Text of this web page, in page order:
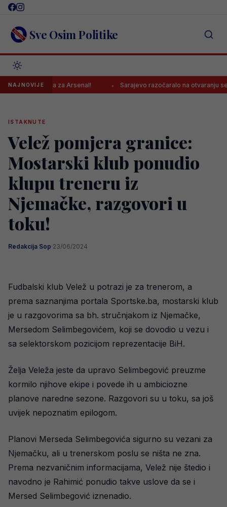
Skip
content Sve Osim Politike
NAJNOVIJE
dana za Arsenal! Sarajevo razočaralo na otvaranju sezone,
ISTAKNUTE
Velež pomjera granice:
Mostarski klub ponudio
klupu treneru iz
Njemačke, razgovori u
toku!
Redakcija Sop·23/06/2024
Fudbalski klub Velež u potrazi je za trenerom, a
prema saznanjima portala Sportske.ba, mostarski klub
je u razgovorima sa bh. stručnjakom iz Njemačke,
Mersedom Selimbegovićem, koji se dovodio u vezu i
sa selektorskom pozicijom reprezentacije BiH.
Želja Veleža jeste da upravo Selimbegović preuzme
kormilo njihove ekipe i povede ih u ambiciozne
planove naredne sezone. Razgovori su u toku, sa još
uvijek nepoznatim epilogom.
Planovi Merseda Selimbegovića sigurno su vezani za
Njemačku, ali u trenerskom poslu se ništa ne zna.
Prema nezvaničnim informacijama, Velež nije štedio i
navodno je Rahimić ponudio takve uslove da se i
Mersed Selimbegović iznenadio.